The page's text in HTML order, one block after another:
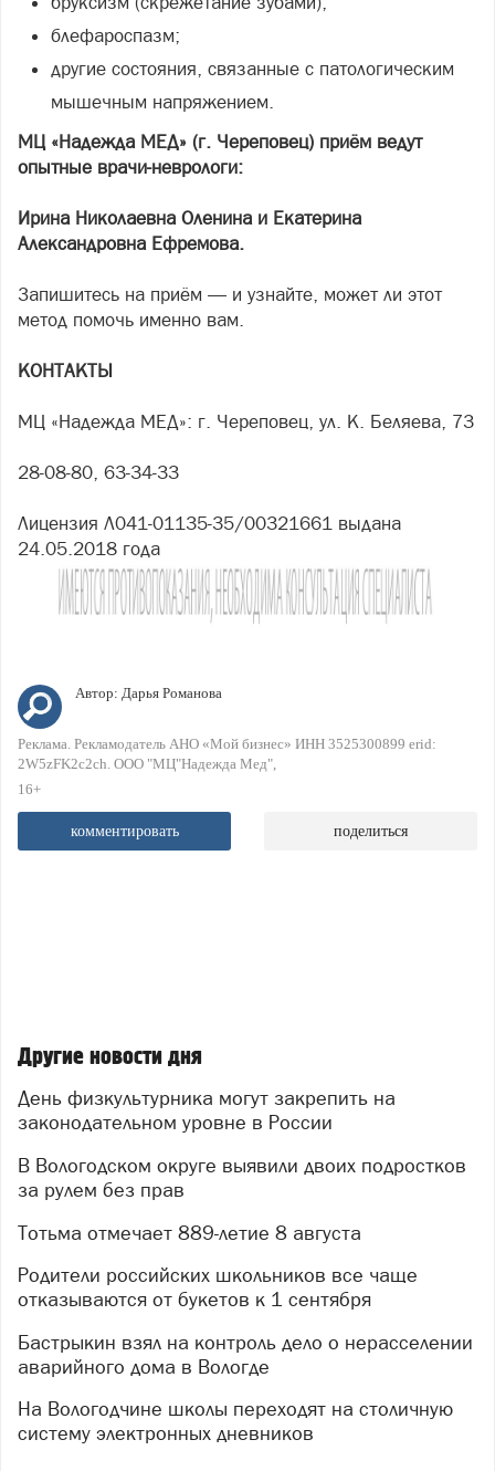
блефароспазм;
другие состояния, связанные с патологическим
мышечным напряжением.
МЦ «Надежда МЕД» (г. Череповец) приём ведут
опытные врачи-неврологи:
Ирина Николаевна Оленина и Екатерина
Александровна Ефремова.
Запишитесь на приём — и узнайте, может ли этот
метод помочь именно вам.
КОНТАКТЫ
МЦ «Надежда МЕД»: г. Череповец, ул. К. Беляева, 73
28-08-80, 63-34-33
Лицензия Л041-01135-35/00321661 выдана
24.05.2018 года
Автор: Дарья Романова
Реклама. Рекламодатель АНО «Мой бизнес» ИНН 3525300899 erid:
2W5zFK2c2ch. ООО "МЦ"Надежда Мед"
16+
комментировать поделиться
Другие новости дня
День физкультурника могут закрепить на
законодательном уровне в России
В Вологодском округе выявили двоих подростков
за рулем без прав
Тотьма отмечает 889-летие 8 августа
Родители российских школьников все чаще
отказываются от букетов к 1 сентября
Бастрыкин взял на контроль дело о нерасселении
аварийного дома в Вологде
На Вологодчине школы переходят на столичную
систему электронных дневников